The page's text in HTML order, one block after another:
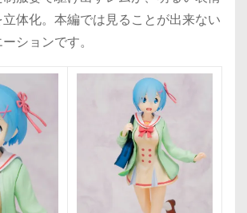
体化。本編では見ることが出来ない
ションです。